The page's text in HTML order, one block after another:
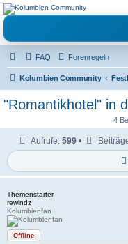
Kolumbienforum -
grosse Forum der
Freunde
Reisen, Auswandern, Kultur,
Austausch, Erfahrungen und
FAQ Forenregeln
Kolumbien Community
"Romantikhotel" in
4
Aufrufe: 599 •
Themenstarter
rewindz
Kolumbienfan
Offline